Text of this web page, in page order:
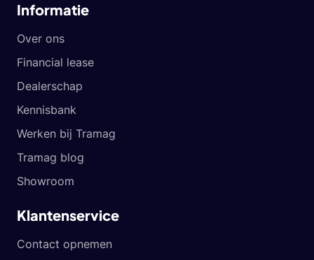
Informatie
Over ons
Financial lease
Dealerschap
Kennisbank
Werken bij Tramag
Tramag blog
Showroom
Klantenservice
Contact opnemen